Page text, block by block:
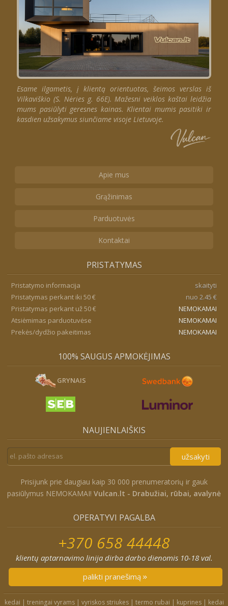
Esame ilgametis, į klientą orientuotas, šeimos verslas iš
Vilkaviškio (S. Nėries g. 66E). Mažesni veiklos kaštai leidžia
mums pasiūlyti geresnes kainas. Klientai mumis pasitiki ir
kasdien užsakymus siunčiame visoje Lietuvoje.
Apie mus
Grąžinimas
Parduotuvės
Kontaktai
PRISTATYMAS
Pristatymo informacija
skaityti
Pristatymas perkant iki 50 €
nuo 2.45 €
Pristatymas perkant už 50 €
NEMOKAMAI
Atsiėmimas parduotuvėse
NEMOKAMAI
Prekės/dydžio pakeitimas
NEMOKAMAI
100% SAUGUS APMOKĖJIMAS
GRYNAIS
NAUJIENLAIŠKIS
užsakyti
Prisijunk prie daugiau kaip 30 000 prenumeratorių ir gauk
pasiūlymus NEMOKAMAI! Vulcan.lt - Drabužiai, rūbai, avalynė
OPERATYVI PAGALBA
+370 658 44448
klientų aptarnavimo linija dirba darbo dienomis 10-18 val.
palikti pranešimą
kedai | treningai vyrams| vyriskos striukes| termo rubai | kuprines| kedai